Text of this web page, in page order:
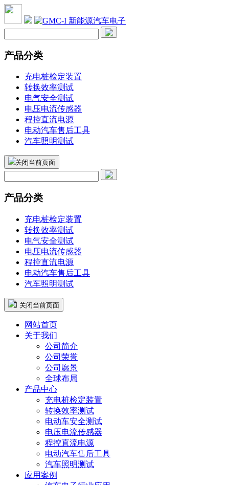
产品分类
充电桩检定装置
转换效率测试
电气安全测试
电压电流传感器
程控直流电源
电动汽车售后工具
汽车照明测试
关闭当前页面
产品分类
充电桩检定装置
转换效率测试
电气安全测试
电压电流传感器
程控直流电源
电动汽车售后工具
汽车照明测试
 关闭当前页面
网站首页
关于我们
公司简介
公司荣誉
公司愿景
全球布局
产品中心
充电桩检定装置
转换效率测试
电动车安全测试
电压电流传感器
程控直流电源
电动汽车售后工具
汽车照明测试
应用案例